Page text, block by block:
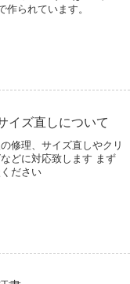
作られています。
イズ直しについて
修理、サイズ直しやクリ
どに対応致します まず
ださい